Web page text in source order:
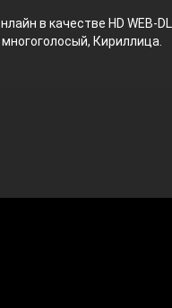
в качестве HD WEB-DL
Кириллица.